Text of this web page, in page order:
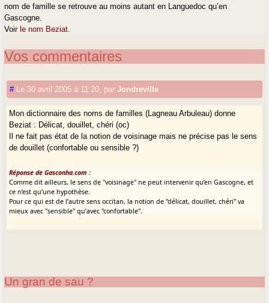
nom de famille se retrouve au moins autant en Languedoc qu’en
Gascogne.
Voir le nom Beziat
Vos commentaires
# Le 30 avril 2005 à 11:20 parJondreville
Mon dictionnaire des noms de familles (Lagneau Arbuleau) donne
Beziat : Délicat, douillet, chéri (oc)
Il ne fait pas état de la notion de voisinage mais ne précise pas le sens
de douillet (confortable ou sensible ?)
Réponse de Gasconha.com :
Comme dit ailleurs, le sens de "voisinage" ne peut intervenir qu’en Gascogne, et
ce n’est qu’une hypothèse.
Pour ce qui est de l’autre sens occitan, la notion de "délicat, douillet, chéri" va
mieux avec "sensible" qu’avec "confortable".
Un gran de sau ?